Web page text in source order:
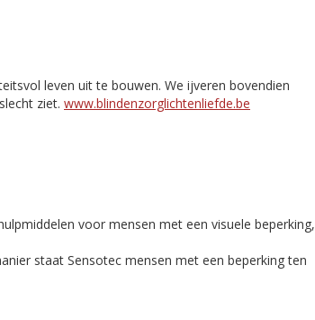
leven uit te bouwen. We ijveren bovendien
ziet. www.blindenzorglichtenliefde.be
voor mensen met een visuele beperking,
staat Sensotec mensen met een beperking ten